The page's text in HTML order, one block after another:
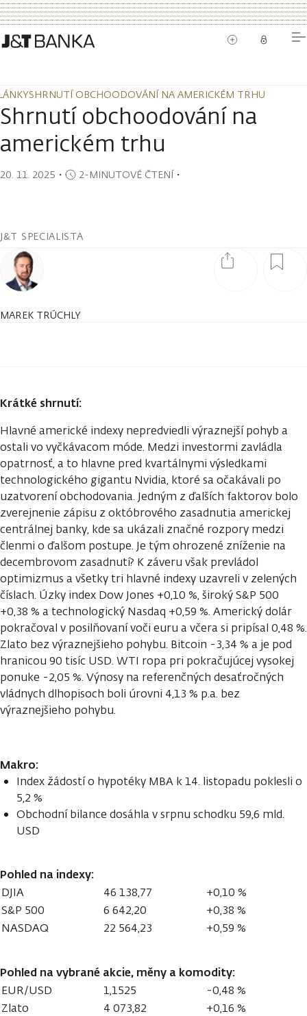
SHRNUTÍ OBCHOODOVÁNÍ NA AMERICKÉM TRHU
SHRNUTÍ OBCHOODOVÁNÍ NA AMERICKÉM TRHU
Shrnutí obchoodování na
americkém trhu
20. 11. 2025 ・ 2-MINUTOVÉ ČTENÍ・
J&T SPECIALISTA
MAREK TRÚCHLY
Krátké shrnutí:
Hlavné americké indexy nepredviedli výraznejší pohyb a
ostali vo vyčkávacom móde. Medzi investormi zavládla
opatrnosť, a to hlavne pred kvartálnymi výsledkami
technologického gigantu Nvidia, ktoré sa očakávali po
uzatvorení obchodovania. Jedným z ďalších faktorov bolo
zverejnenie zápisu z októbrového zasadnutia americkej
centrálnej banky, kde sa ukázali značné rozpory medzi
členmi o ďalšom postupe. Je tým ohrozené zníženie na
decembrovom zasadnutí? K záveru však prevládol
optimizmus a všetky tri hlavné indexy uzavreli v zelených
číslach. Úzky index Dow Jones +0,10 %, široký S&P 500
+0,38 % a technologický Nasdaq +0,59 %. Americký dolár
pokračoval v posilňovaní voči euru a včera si pripísal 0,48 %.
Zlato bez výraznejšieho pohybu. Bitcoin -3,34 % a je pod
hranicou 90 tisíc USD. WTI ropa pri pokračujúcej vysokej
ponuke -2,05 %. Výnosy na referenčných desaťročných
vládnych dlhopisoch boli úrovni 4,13 % p.a. bez
výraznejšieho pohybu.
Makro:
Index žádostí o hypotéky MBA k 14. listopadu poklesli o
5,2 %
Obchodní bilance dosáhla v srpnu schodku 59,6 mld.
USD
Pohled na indexy:
DJIA 46 138,77
+0,10 %
S&P 500
6 642,20
+0,38 %
NASDAQ
22 564,23 +0,59 %
Pohled na vybrané akcie, měny a komodity:
EUR/USD 1,1525
-0,48 %
Zlato
4 073,82
+0,16 %